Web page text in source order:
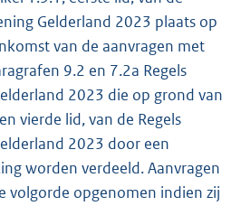
Gelderland 2023 plaats op
van de aanvragen met
9.2 en 7.2a Regels
2023 die op grond van
vierde lid, van de Regels
2023 door een
worden verdeeld. Aanvragen
volgorde opgenomen indien zij